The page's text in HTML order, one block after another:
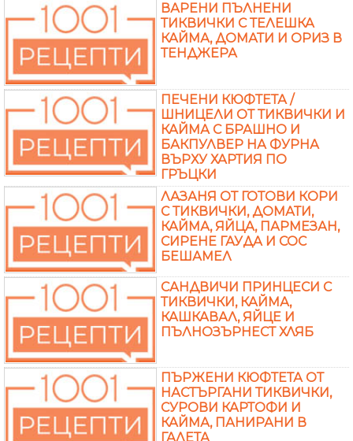
ВАРЕНИ ПЪЛНЕНИ
ТИКВИЧКИ С ТЕЛЕШКА
КАЙМА, ДОМАТИ И ОРИЗ В
ТЕНДЖЕРА
ПЕЧЕНИ КЮФТЕТА /
ШНИЦЕЛИ ОТ ТИКВИЧКИ И
КАЙМА С БРАШНО И
БАКПУЛВЕР НА ФУРНА
ВЪРХУ ХАРТИЯ ПО
ГРЪЦКИ
ЛАЗАНЯ ОТ ГОТОВИ КОРИ
С ТИКВИЧКИ, ДОМАТИ,
КАЙМА, ЯЙЦА, ПАРМЕЗАН,
СИРЕНЕ ГАУДА И СОС
БЕШАМЕЛ
САНДВИЧИ ПРИНЦЕСИ С
ТИКВИЧКИ, КАЙМА,
КАШКАВАЛ, ЯЙЦЕ И
ПЪЛНОЗЪРНЕСТ ХЛЯБ
ПЪРЖЕНИ КЮФТЕТА ОТ
НАСТЪРГАНИ ТИКВИЧКИ,
СУРОВИ КАРТОФИ И
КАЙМА, ПАНИРАНИ В
ГАЛЕТА